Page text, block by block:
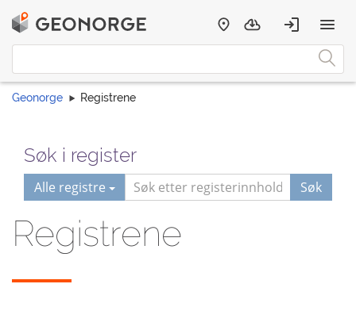
Geonorge Registrene
Søk i register
Alle registre Søk
Registrene